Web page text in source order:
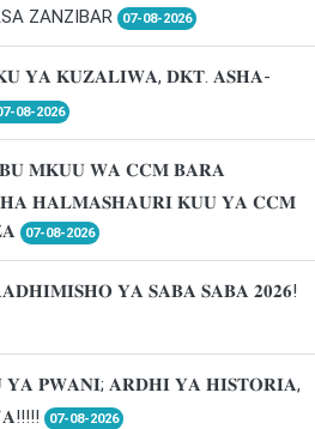
ZANZIBAR
07-08-2026
𝐘𝐀 𝐊𝐔𝐙𝐀𝐋𝐈𝐖𝐀, 𝐃𝐊𝐓. 𝐀𝐒𝐇𝐀-
08-2026
𝐌𝐊𝐔𝐔 𝐖𝐀 𝐂𝐂𝐌 𝐁𝐀𝐑𝐀
𝐇𝐀𝐋𝐌𝐀𝐒𝐇𝐀𝐔𝐑𝐈 𝐊𝐔𝐔 𝐘𝐀 𝐂𝐂𝐌
07-08-2026
𝐘𝐀 𝐒𝐀𝐁𝐀 𝐒𝐀𝐁𝐀 𝟐𝟎𝟐𝟔!
𝐘𝐀 𝐏𝐖𝐀𝐍𝐈; 𝐀𝐑𝐃𝐇𝐈 𝐘𝐀 𝐇𝐈𝐒𝐓𝐎𝐑𝐈𝐀,
07-08-2026